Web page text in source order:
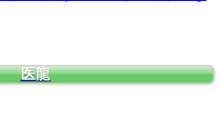
医龍